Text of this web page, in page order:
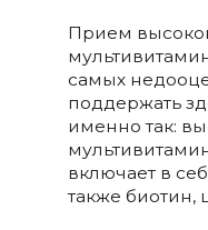
Прием
самых
поддержать
именно так:
включает в
также биотин,